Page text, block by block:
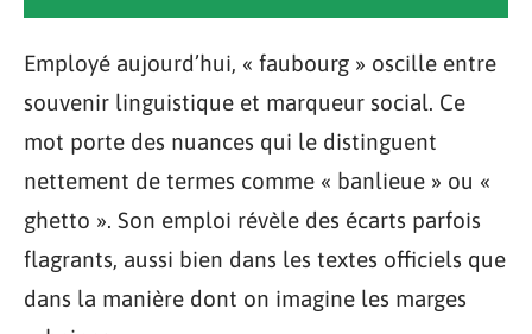
Employé aujourd’hui, « faubourg » oscille entre
souvenir linguistique et marqueur social. Ce
mot porte des nuances qui le distinguent
nettement de termes comme « banlieue » ou «
ghetto ». Son emploi révèle des écarts parfois
flagrants, aussi bien dans les textes officiels que
dans la manière dont on imagine les marges